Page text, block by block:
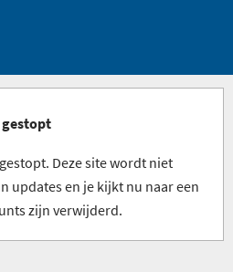
gestopt
Deze site wordt niet
updates en je kijkt nu naar een
zijn verwijderd.